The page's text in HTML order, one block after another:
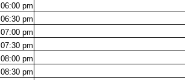
06:00 pm
06:30 pm
07:00 pm
07:30 pm
08:00 pm
08:30 pm